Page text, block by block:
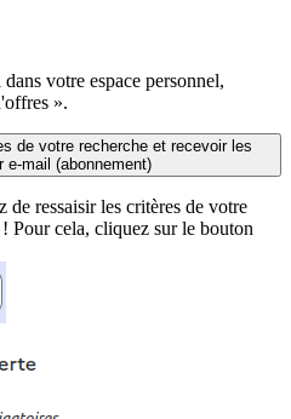
votre espace personnel,
».
de votre recherche et recevoir les
e-mail (abonnement)
de ressaisir les critères de votre
Pour cela, cliquez sur le bouton